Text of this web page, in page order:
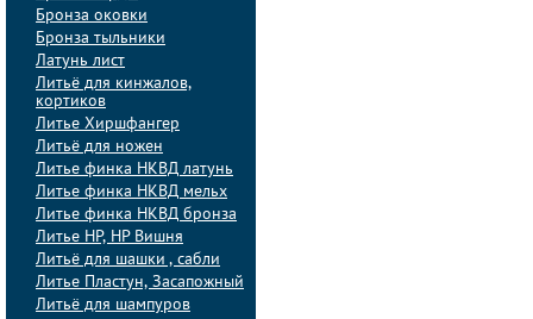
Бронза оковки
Бронза тыльники
Латунь лист
Литьё для кинжалов,
кортиков
Литье Хиршфангер
Литьё для ножен
Литье финка НКВД латунь
Литье финка НКВД мельх
Литье финка НКВД бронза
Литье НР, НР Вишня
Литьё для шашки , сабли
Литье Пластун, Засапожный
Литьё для шампуров